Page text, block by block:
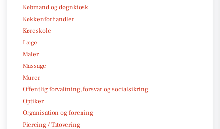
Købmand og døgnkiosk
Køkkenforhandler
Køreskole
Læge
Maler
Massage
Murer
Offentlig forvaltning, forsvar og socialsikring
Optiker
Organisation og forening
Piercing / Tatovering